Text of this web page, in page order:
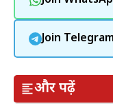
Join Telegram
और पढ़ें